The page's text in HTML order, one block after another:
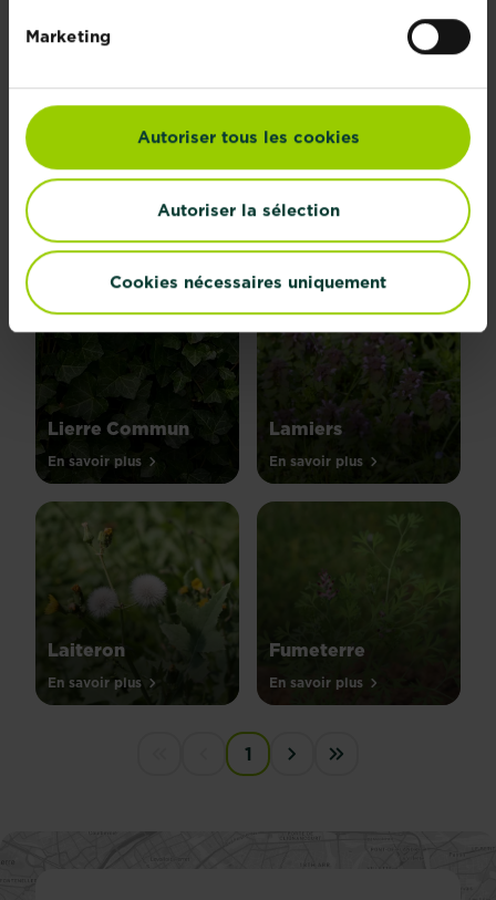
Marketing
Autoriser tous les cookies
Autoriser la sélection
Cookies nécessaires uniquement
En savoir plus
Matricaire
En savoir plus
Lierre Commun
En savoir plus
Lamiers
En savoir plus
Laiteron
En savoir plus
Fumeterre
En savoir plus
First disabled
Previous disabled
1